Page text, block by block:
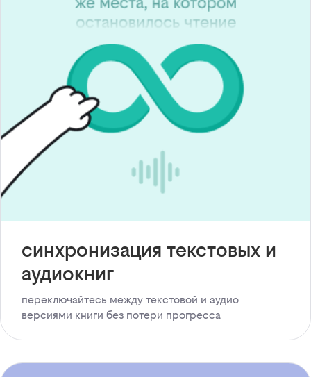
синхронизация текстовых и
аудиокниг
переключайтесь между текстовой и аудио
версиями книги без потери прогресса